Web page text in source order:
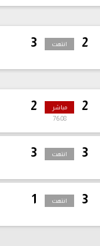
2
3 انتهت
2
2 مباشر
76:10
3
3 انتهت
3
1 انتهت